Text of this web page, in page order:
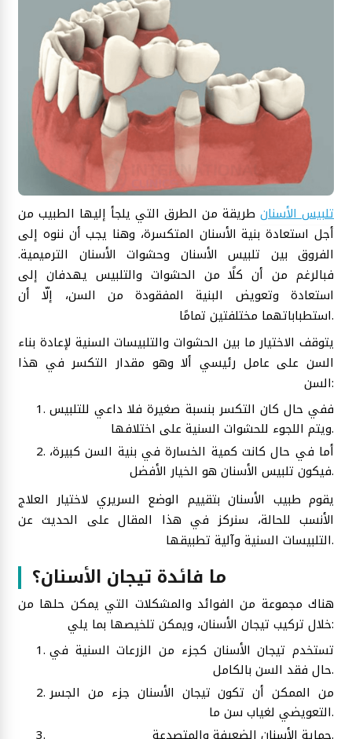
تلبيس الأسنان طريقة من الطرق التي يلجأ إليها الطبيب من
أجل استعادة بنية الأسنان المتكسرة، وهنا يجب أن ننوه إلى
الفروق بين تلبيس الأسنان وحشوات الأسنان الترميمية.
فبالرغم من أن كلًا من الحشوات والتلبيس يهدفان إلى
استعادة وتعويض البنية المفقودة من السن، إلّا أن
استطباباتهما مختلفتين تمامًا.
يتوقف الاختيار ما بين الحشوات والتلبيسات السنية لإعادة بناء
السن على عامل رئيسي ألا وهو مقدار التكسر في هذا
السن:
ففي حال كان التكسر بنسبة صغيرة فلا داعي للتلبيس
ويتم اللجوء للحشوات السنية على اختلافها.
أما في حال كانت كمية الخسارة في بنية السن كبيرة،
فيكون تلبيس الأسنان هو الخيار الأفضل.
يقوم طبيب الأسنان بتقييم الوضع السريري لاختيار العلاج
الأنسب للحالة، سنركز في هذا المقال على الحديث عن
التلبيسات السنية وآلية تطبيقها.
ما فائدة تيجان الأسنان؟
هناك مجموعة من الفوائد والمشكلات التي يمكن حلها من
خلال تركيب تيجان الأسنان، ويمكن تلخيصها بما يلي:
تستخدم تيجان الأسنان كجزء من الزرعات السنية في
حال فقد السن بالكامل.
من الممكن أن تكون تيجان الأسنان جزء من الجسر
التعويضي لغياب سن ما.